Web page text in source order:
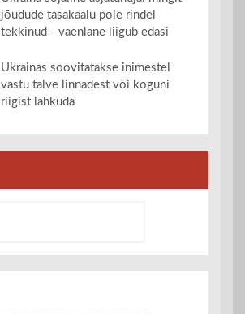
jõudude tasakaalu pole rindel
tekkinud - vaenlane liigub edasi
Ukrainas soovitatakse inimestel
vastu talve linnadest või koguni
riigist lahkuda